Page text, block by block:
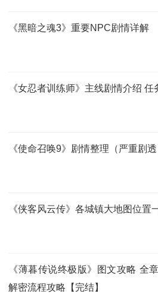
《黑暗之魂3》重要NPC剧情详解
《女忍者训练师》主线剧情介绍 任
《使命召唤9》剧情整理（严重剧透
《侠客风云传》各城镇大地图位置
《薄暮传说终极版》图文攻略 全
解密流程攻略【完结】